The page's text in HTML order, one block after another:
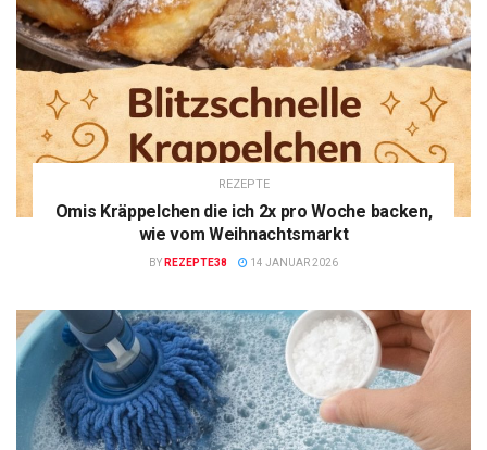
REZEPTE
Omis Kräppelchen die ich 2x pro Woche backen,
wie vom Weihnachtsmarkt
BY REZEPTE38 14 JANUAR 2026